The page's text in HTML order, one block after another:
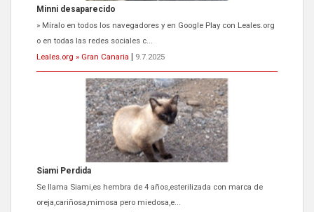
Siami Perdida
Se llama Siami,es hembra de 4 años,esterilizada con marca de
oreja,cariñosa,mimosa pero miedosa,e...
Leales.org » Gran Canaria | 9.7.2025
ADOPCIÓN URGENTE GATA TEROR GRAN CANARIA
El ayuntamiento se va a llevar a Los Gatos callejeros de la zona los
próximos días, ella incluida...